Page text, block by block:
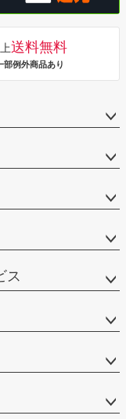
送料無料
例外商品あり
ス